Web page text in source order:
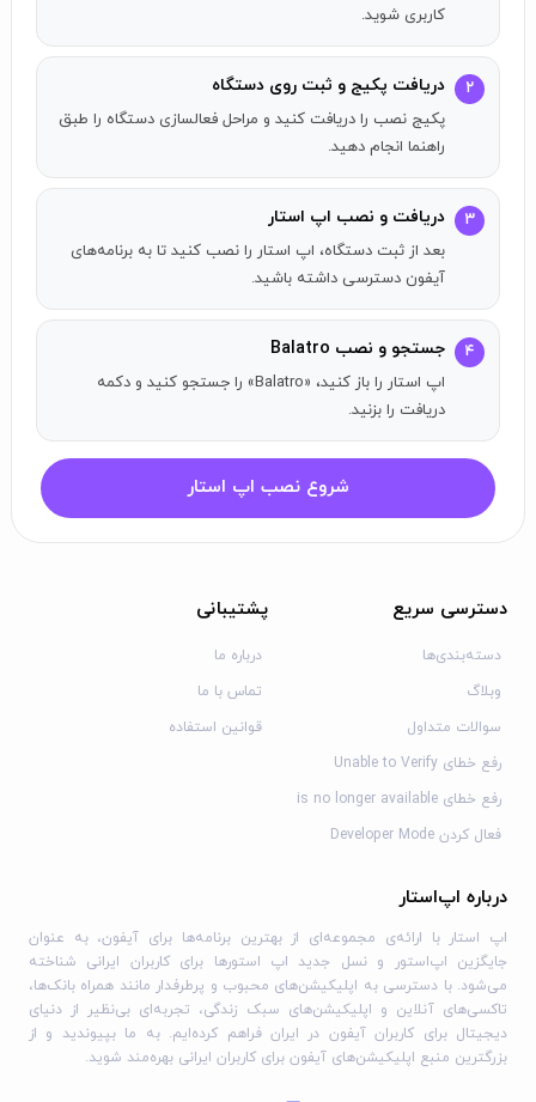
چشمگیری مسیر بازی شما را تغییر دهد.
اقلام بازی متعدد:
بیش از 150 جوکر را کشف کنید که هر کدام
قدرت‌های خاصی دارند. از آن‌ها با دک‌های مختلف استفاده کنید،
کارت‌ها و کوپن‌ها را به‌روز کنید تا امتیازهای خود را افزایش دهید.
حالت‌های بازی مختلف: حالت کمپین و حالت چالش برای بازی شما.
دقیق لذت ببرید.
کاربری شوید.
۲ دریافت پکیج و ثبت روی دستگاه
پکیج نصب را دریافت کنید و مراحل فعالسازی دستگاه را طبق
راهنما انجام دهید.
۳ دریافت و نصب اپ استار
بعد از ثبت دستگاه، اپ استار را نصب کنید تا به برنامه‌های
آیفون دسترسی داشته باشید.
۴ جستجو و نصب Balatro
اپ استار را باز کنید، «Balatro» را جستجو کنید و دکمه
دریافت را بزنید.
شروع نصب اپ استار
دسترسی سریع
دسته‌بندی‌ها
وبلاگ
سوالات متداول
رفع خطای Unable to Verify
رفع خطای is no longer available
فعال کردن Developer Mode
پشتیبانی
درباره ما
تماس با ما
قوانین استفاده
درباره اپ‌استار
اپ استار با ارائه‌ی مجموعه‌ای از بهترین برنامه‌ها برای آیفون، به عنوان
جایگزین اپ‌استور و نسل جدید اپ استورها برای کاربران ایرانی شناخته
می‌شود. با دسترسی به اپلیکیشن‌های محبوب و پرطرفدار مانند همراه بانک‌ها،
تاکسی‌های آنلاین و اپلیکیشن‌های سبک زندگی، تجربه‌ای بی‌نظیر از دنیای
دیجیتال برای کاربران آیفون در ایران فراهم کرده‌ایم. به ما بپیوندید و از
بزرگترین منبع اپلیکیشن‌های آیفون برای کاربران ایرانی بهره‌مند شوید.